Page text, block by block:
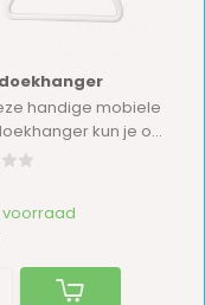
handige mobiele
kun je o...
voorraad